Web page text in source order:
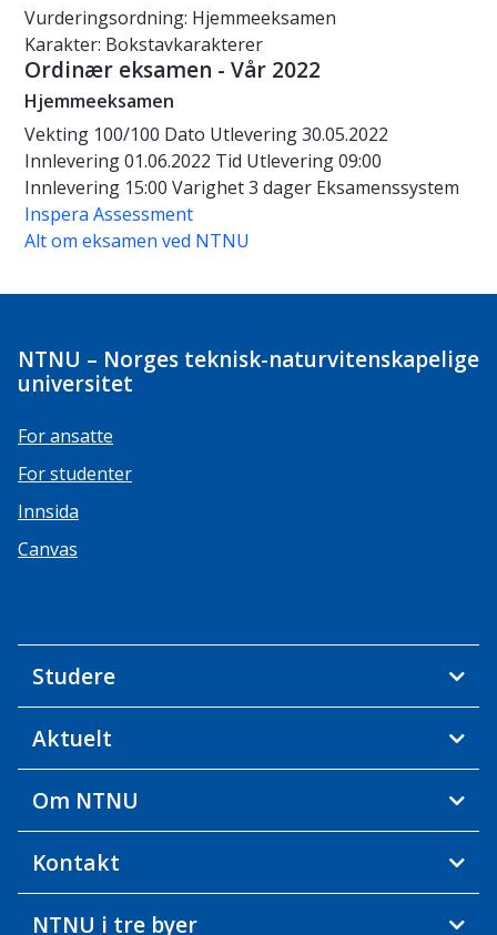
Vurderingsordning: Hjemmeeksamen
Karakter: Bokstavkarakterer
Ordinær eksamen - Vår 2022
Hjemmeeksamen
Vekting 100/100 Dato Utlevering 30.05.2022
Innlevering 01.06.2022 Tid Utlevering 09:00
Innlevering 15:00 Varighet3 dager Eksamenssystem
Inspera Assessment
Alt om eksamen ved NTNU
NTNU – Norges teknisk-naturvitenskapelige
universitet
For ansatte
For studenter
Innsida
Canvas
Studere
Aktuelt
Om NTNU
Kontakt
NTNU i tre byer